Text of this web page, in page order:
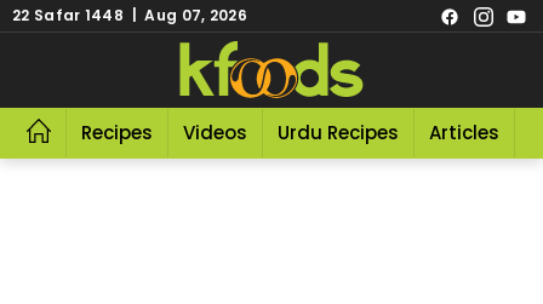
22 Safar 1448 | Aug 07, 2026
Recipes Videos Urdu Recipes Articles